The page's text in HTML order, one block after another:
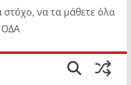
στόχο, να τα μάθετε όλα